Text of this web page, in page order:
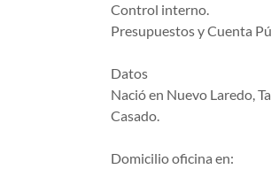
Control interno.
Presupuestos y Cuenta
Datos
Nació en Nuevo Laredo,
Casado.
Domicilio oficina en: